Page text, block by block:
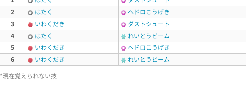
2
はたく
ヘドロこうげき
3
いわくだき
ダストシュート
4
はたく
れいとうビーム
5
いわくだき
ヘドロこうげき
6
いわくだき
れいとうビーム
*現在覚えられない技